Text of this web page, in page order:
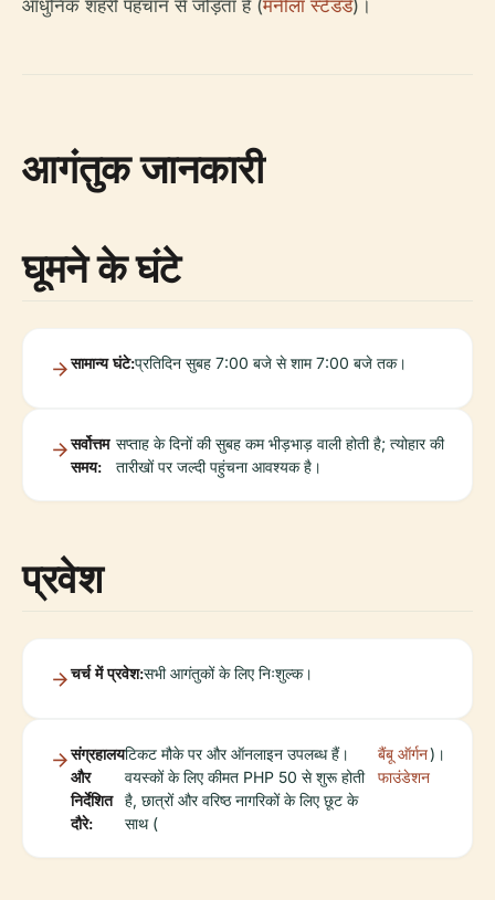
आधुनिक शहरी पहचान से जोड़ता है (मनीला स्टैंडर्ड)।
आगंतुक जानकारी
घूमने के घंटे
सामान्य घंटे:प्रतिदिन सुबह 7:00 बजे से शाम 7:00 बजे तक।
सर्वोत्तम
समय:
सप्ताह के दिनों की सुबह कम भीड़भाड़ वाली होती है; त्योहार की
तारीखों पर जल्दी पहुंचना आवश्यक है।
प्रवेश
चर्च में प्रवेश:सभी आगंतुकों के लिए निःशुल्क।
संग्रहालय
और
निर्देशित
दौरे:
टिकट मौके पर और ऑनलाइन उपलब्ध हैं।
वयस्कों के लिए कीमत PHP 50 से शुरू होती
है, छात्रों और वरिष्ठ नागरिकों के लिए छूट के
साथ (
बैंबू ऑर्गन
फाउंडेशन
)।